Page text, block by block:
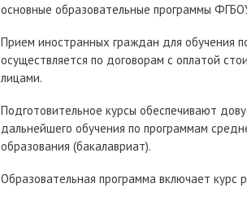
основные образовательные программы
Прием иностранных граждан для обучения
осуществляется по договорам с оплатой
лицами.
Подготовительное курсы обеспечивают
дальнейшего обучения по программам
образования (бакалавриат).
Образовательная программа включает курс